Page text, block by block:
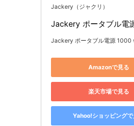
Jackery（ジャクリ）
Jackery ポータブル電
Jackery ポータブル電源 1000
Amazonで見る
楽天市場で見る
Yahoo!ショッピングで